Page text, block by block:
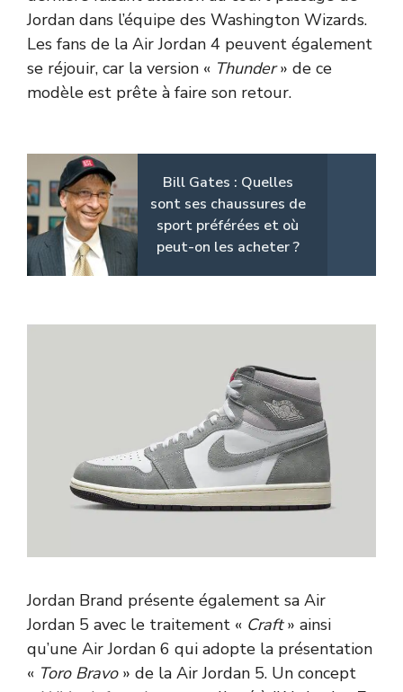
Jordan dans l’équipe des Washington Wizards.
Les fans de la Air Jordan 4 peuvent également
se réjouir, car la version « Thunder» de ce
modèle est prête à faire son retour.
Bill Gates : Quelles
sont ses chaussures de
sport préférées et où
peut-on les acheter ?
Jordan Brand présente également sa Air
Jordan 5 avec le traitement « Craft» ainsi
qu’une Air Jordan 6 qui adopte la présentation
« Toro Bravo» de la Air Jordan 5. Un concept